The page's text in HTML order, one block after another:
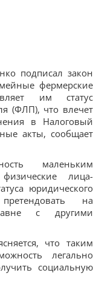
подписал закон
фермерские
им статус
(ФЛП), что влечет
в Налоговый
акты, сообщает
маленьким
лица-
юридического
на
с другими
что таким
легально
социальную